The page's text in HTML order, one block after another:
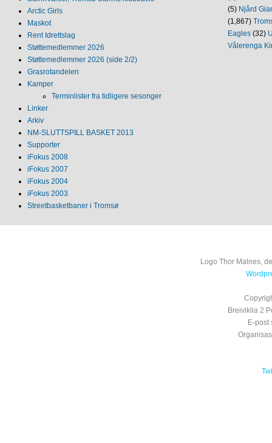
Arctic Girls
Maskot
Rent Idrettslag
Støttemedlemmer 2026
Støttemedlemmer 2026 (side 2/2)
Grasrotandelen
Kamper
Terminlister fra tidligere sesonger
Linker
Arkiv
NM‐SLUTTSPILL BASKET 2013
Supporter
iFokus 2008
iFokus 2007
iFokus 2004
iFokus 2003
Streetbasketbaner i Tromsø
(5) Njård
(1,867)
Eagles (32)
Vålerenga
Logo Thor Malnes,
Breiviklia 2
E-post